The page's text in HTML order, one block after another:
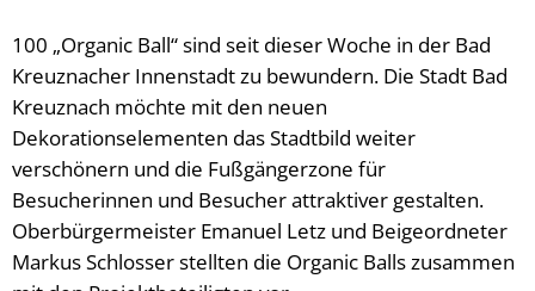
100 „Organic Ball“ sind seit dieser Woche in der Bad
Kreuznacher Innenstadt zu bewundern. Die Stadt Bad
Kreuznach möchte mit den neuen
Dekorationselementen das Stadtbild weiter
verschönern und die Fußgängerzone für
Besucherinnen und Besucher attraktiver gestalten.
Oberbürgermeister Emanuel Letz und Beigeordneter
Markus Schlosser stellten die Organic Balls zusammen